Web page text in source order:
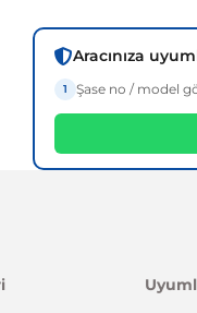
Aracınıza
1 Şase no / model